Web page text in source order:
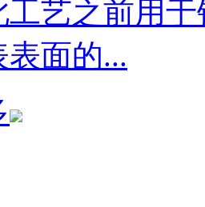
工艺之前用
面的...